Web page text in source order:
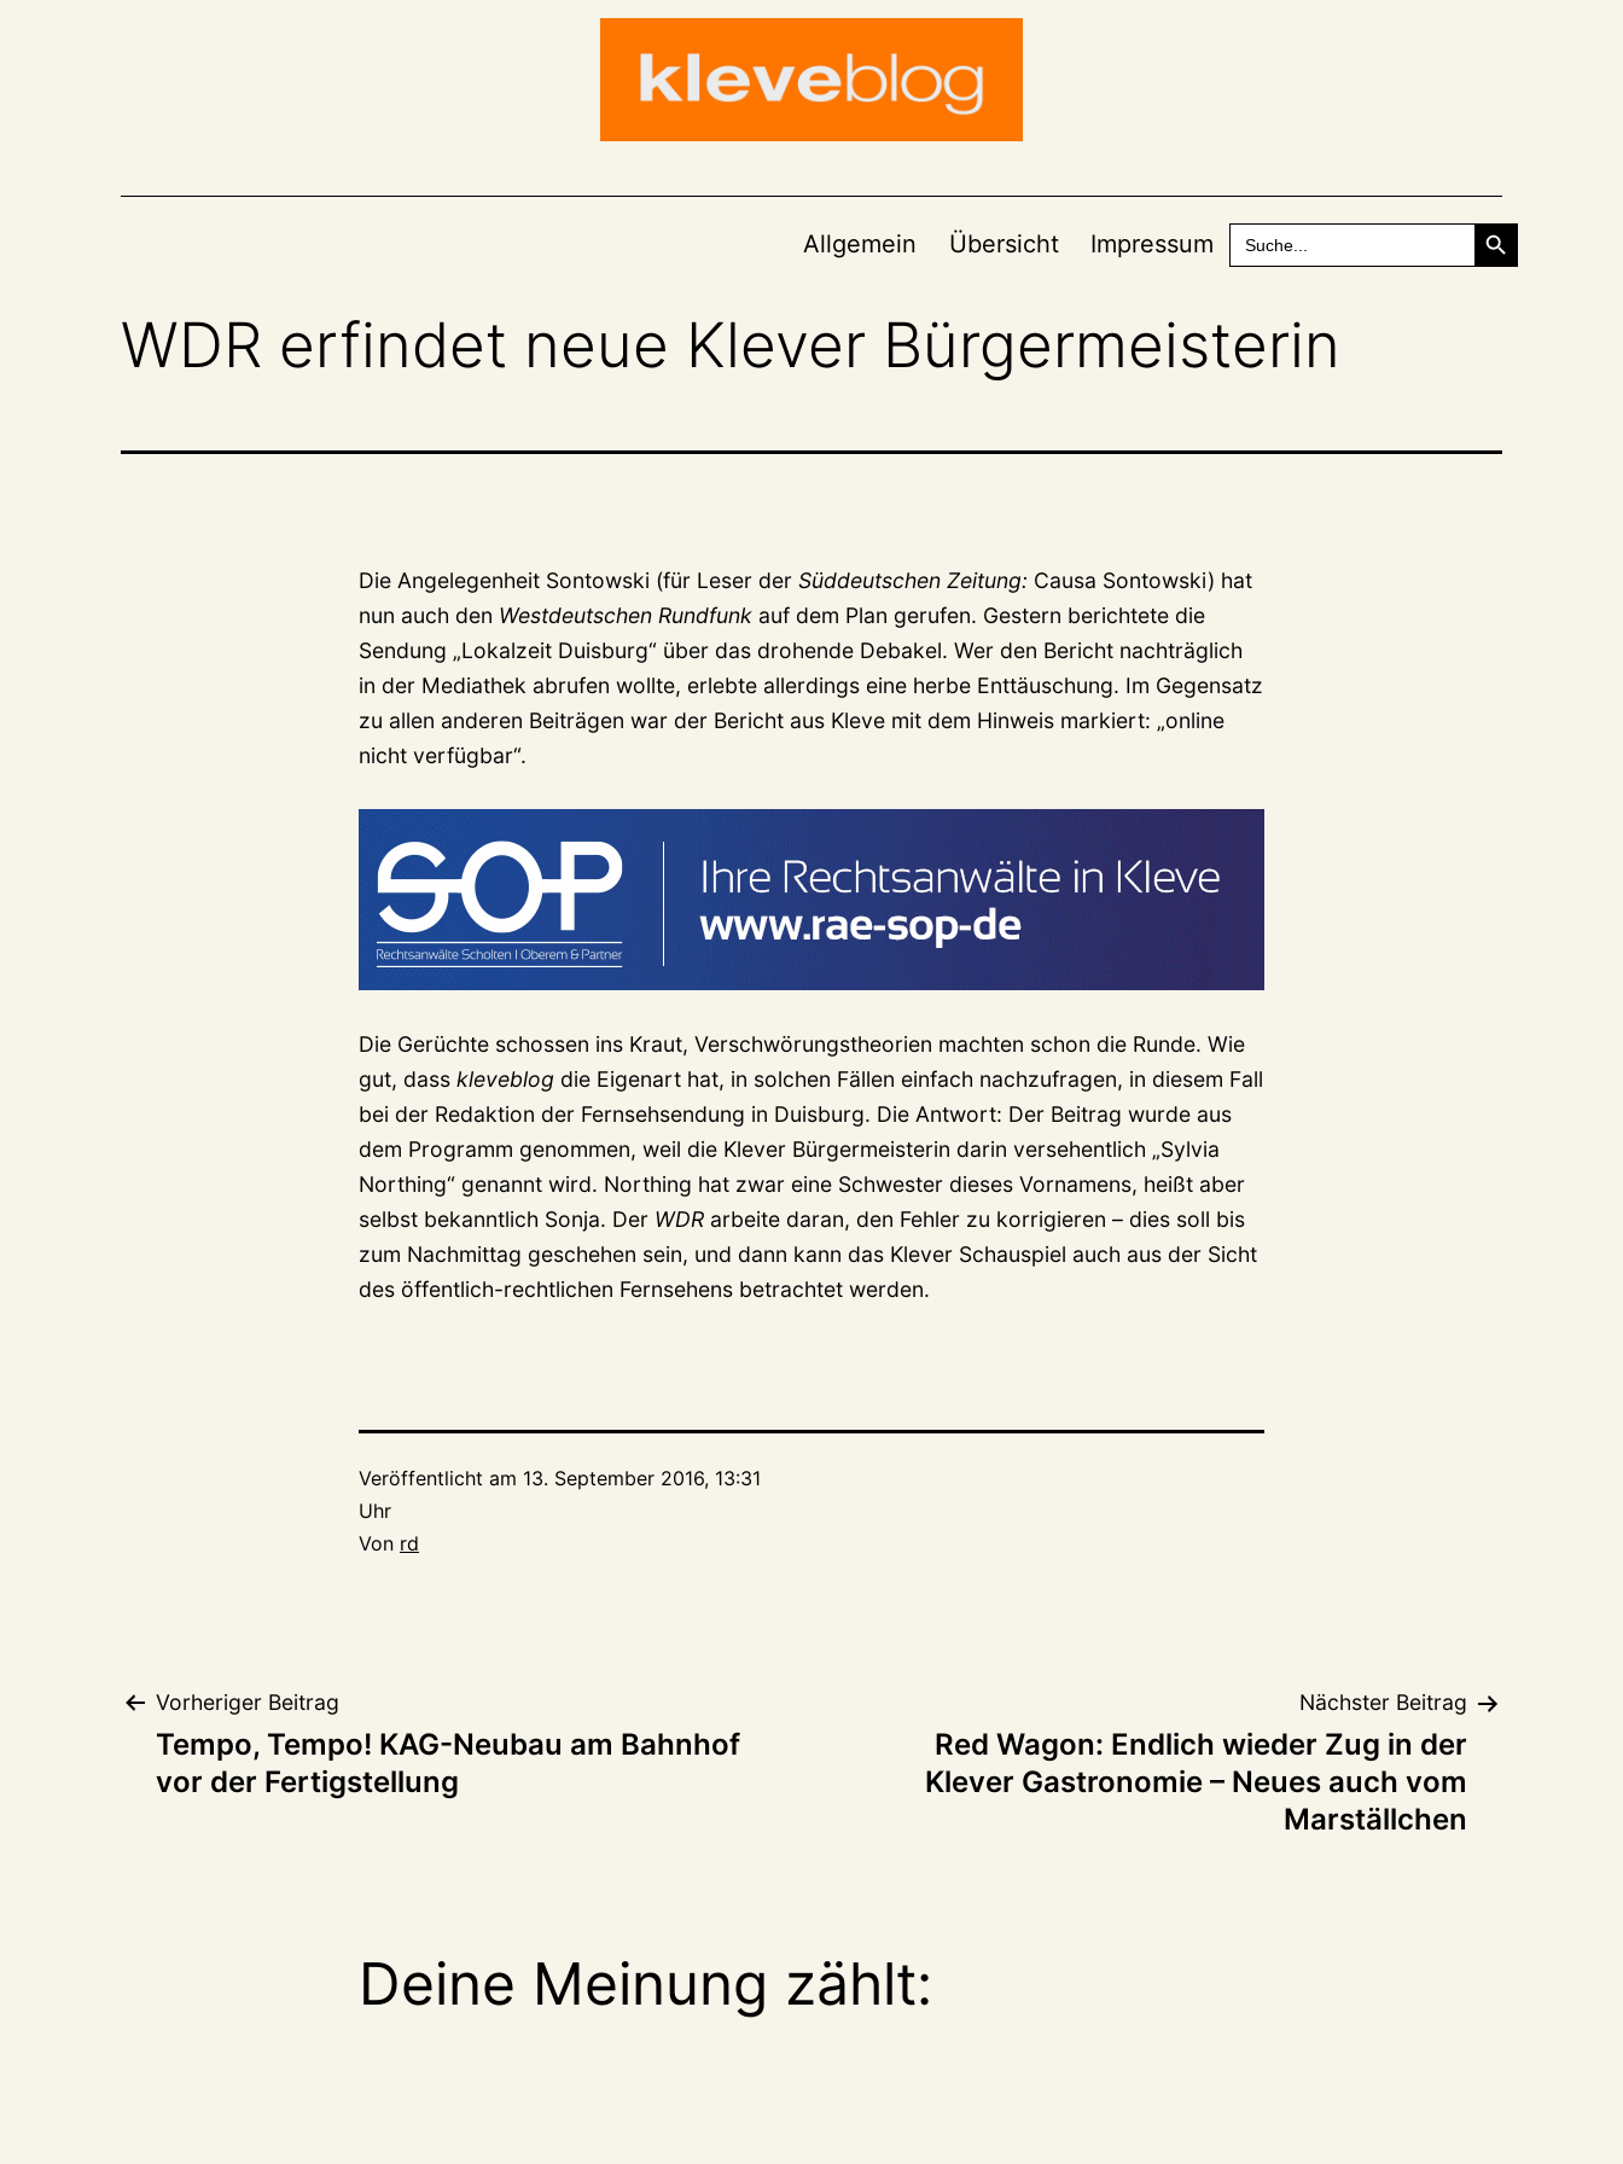
Allgemein Übersicht Impressum
Search
for:
Search Button
WDR erfindet neue Klever Bürgermeisterin
Die Angelegenheit Sontowski (für Leser der Süddeutschen Zeitung: Causa Sontowski) hat
nun auch den Westdeutschen Rundfunk auf dem Plan gerufen. Gestern berichtete die
Sendung „Lokalzeit Duisburg“ über das drohende Debakel. Wer den Bericht nachträglich
in der Mediathek abrufen wollte, erlebte allerdings eine herbe Enttäuschung. Im Gegensatz
zu allen anderen Beiträgen war der Bericht aus Kleve mit dem Hinweis markiert: „online
nicht verfügbar“.
Die Gerüchte schossen ins Kraut, Verschwörungstheorien machten schon die Runde. Wie
gut, dass kleveblog die Eigenart hat, in solchen Fällen einfach nachzufragen, in diesem Fall
bei der Redaktion der Fernsehsendung in Duisburg. Die Antwort: Der Beitrag wurde aus
dem Programm genommen, weil die Klever Bürgermeisterin darin versehentlich „Sylvia
Northing“ genannt wird. Northing hat zwar eine Schwester dieses Vornamens, heißt aber
selbst bekanntlich Sonja. Der WDR arbeite daran, den Fehler zu korrigieren – dies soll bis
zum Nachmittag geschehen sein, und dann kann das Klever Schauspiel auch aus der Sicht
des öffentlich-rechtlichen Fernsehens betrachtet werden.
Veröffentlicht am 13. September 2016, 13:31
Uhr
Von rd
Beitragsnavigation
Vorheriger Beitrag
Tempo, Tempo! KAG-Neubau am Bahnhof
vor der Fertigstellung
Nächster Beitrag
Red Wagon: Endlich wieder Zug in der
Klever Gastronomie – Neues auch vom
Marställchen
Deine Meinung zählt: